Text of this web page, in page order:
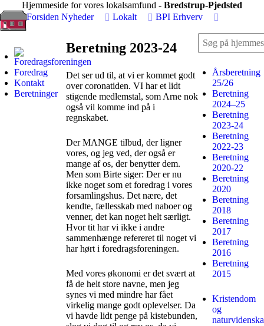
Hjemmeside for vores lokalsamfund - Bredstrup-Pjedsted
Forsiden Nyheder Lokalt BPI Erhverv
Foredrag
Kontakt
Beretninger
Beretning 2023-24
Det ser ud til, at vi er kommet godt
over coronatiden. VI har et lidt
stigende medlemstal, som Arne nok
også vil komme ind på i
regnskabet.
Der MANGE tilbud, der ligner
vores, og jeg ved, der også er
mange af os, der benytter dem.
Men som Birte siger: Der er nu
ikke noget som et foredrag i vores
forsamlingshus. Det nære, det
kendte, fællesskab med naboer og
venner, det kan noget helt særligt.
Hvor tit har vi ikke i andre
sammenhænge refereret til noget vi
har hørt i foredragsforeningen.
Med vores økonomi er det svært at
få de helt store navne, men jeg
synes vi med mindre har fået
virkelig mange godt oplevelser. Da
vi havde lidt penge på kistebunden,
Årsberetning
25/26
Beretning
2024–25
Beretning
2023-24
Beretning
2022-23
Beretning
2020-22
Beretning
2020
Beretning
2018
Beretning
2017
Beretning
2016
Beretning
2015
Kristendom
og